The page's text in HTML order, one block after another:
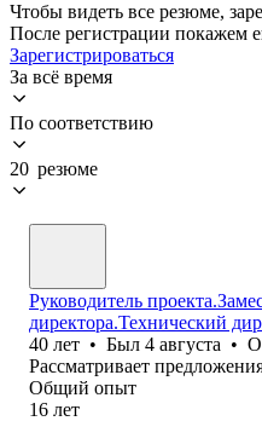
Чтобы видеть все резюме,
После регистрации покажем
Зарегистрироваться
За всё время
По соответствию
20 резюме
Руководитель
директора.Технический
40 лет • Был 4 августа •
Рассматривает
Общий опыт
16 лет